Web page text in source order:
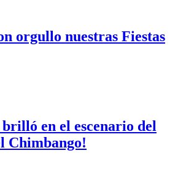
orgullo nuestras Fiestas
en el escenario del
Chimbango!